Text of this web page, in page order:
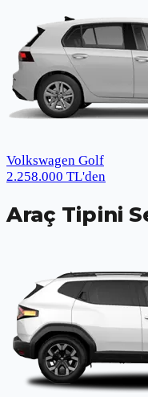
Volkswagen Golf
2.258.000 TL'den
Araç Tipini